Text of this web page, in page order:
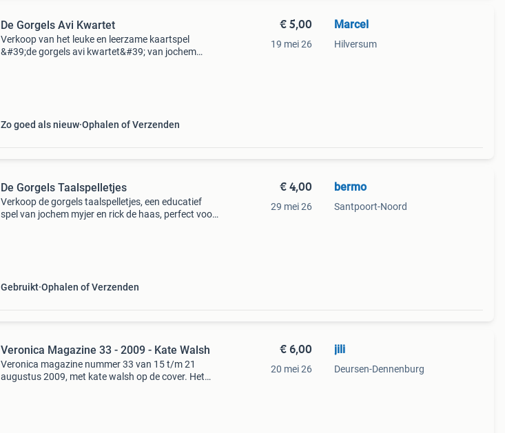
De Gorgels Avi Kwartet
Verkoop van het leuke en leerzame kaartspel
&#39;de gorgels avi kwartet&#39; van jochem
Zo goed als nieuw Ophalen of Verzenden
€ 5,00
19 mei 26
Marcel
Hilversum
De Gorgels Taalspelletjes
Verkoop de gorgels taalspelletjes, een educatief
spel van jochem myjer en rick de haas, perfect voor
Gebruikt Ophalen of Verzenden
€ 4,00
29 mei 26
bermo
Santpoort-Noord
Veronica Magazine 33 - 2009 - Kate Walsh
Veronica magazine nummer 33 van 15 t/m 21
augustus 2009, met kate walsh op de cover. Het
€ 6,00
20 mei 26
jili
Deursen-Dennenburg